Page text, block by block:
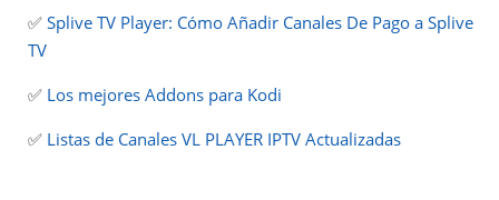
✅ Splive TV Player: Cómo Añadir Canales De Pago a Splive
TV
✅ Los mejores Addons para Kodi
✅ Listas de Canales VL PLAYER IPTV Actualizadas